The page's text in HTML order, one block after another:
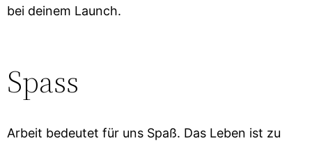
bei deinem Launch.
Spass
Arbeit bedeutet für uns Spaß. Das Leben ist zu